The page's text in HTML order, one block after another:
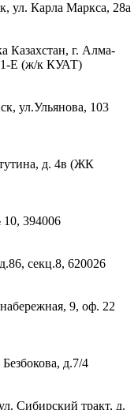
Карла Маркса, 28а
Казахстан, г. Алма-
Е (ж/к КУАТ)
ул.Ульянова, 103
д. 4в (ЖК
394006
секц.8, 620026
9, оф. 22
д.7/4
Сибирский тракт, д.